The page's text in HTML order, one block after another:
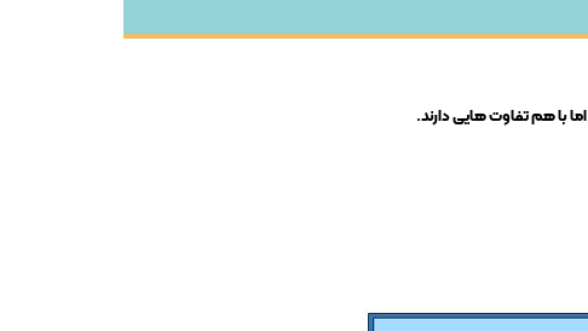
اما با هم تفاوت هایی دارند.